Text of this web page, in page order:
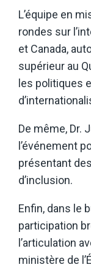
L’équipe en
rondes sur
et Canada,
supérieur au
les politiques
De même, Dr.
l’événement
présentant
d’inclusion.
Enfin, dans le
participation
l’articulation
ministère de